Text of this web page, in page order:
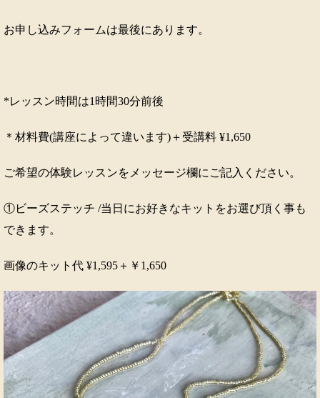
お申し込みフォームは最後にあります。
*レッスン時間は1時間30分前後
＊材料費(講座によって違います)＋受講料 ¥1,650
ご希望の体験レッスンをメッセージ欄にご記入ください。
①ビーズステッチ /当日にお好きなキットをお選び頂く事も
できます。
画像のキット代 ¥1,595＋￥1,650